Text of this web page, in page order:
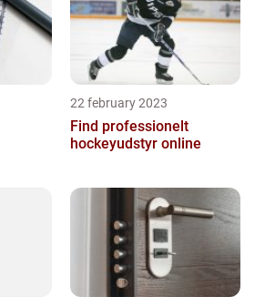
22 february 2023
Find professionelt
hockeyudstyr online